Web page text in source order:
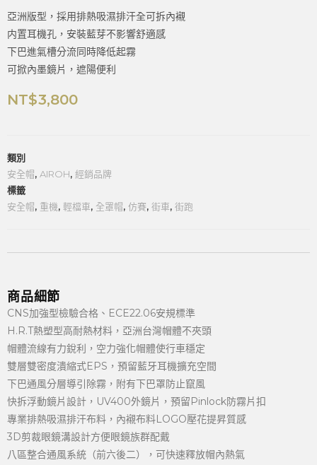
亞洲版型，採用排熱吸濕排汗全可拆內襯
内置耳機孔，安裝藍芽不影響舒適感
下巴進氣槽分流同時降低起霧
可掀內墨鏡片，遮陽便利
NT$3,800
類別
安全帽, AIROH, 經銷品牌
標籤
安全帽, 重機, 輕檔車, 全罩帽, 仿賽, 街車, 街跑
商品細節
CNS加強型檢驗合格、ECE22.06安規標準
H.R.T熱塑型高耐熱材料，亞洲台灣帽體不夾頭
帽體流線有力銳利，空力強化帽體使行車穩定
雙層雙密度潰縮式EPS，預留藍牙耳機擴充空間
下巴通風分層導引除霧，附有下巴罩防止竄風
快拆浮動鏡片設計，UV400外鏡片，預留Pinlock防霧片扣
專業排熱吸濕排汗布料，內襯布料LOGO壓花提昇質感
3D剪裁眼鏡溝設計方便眼鏡族群配戴
八區整合通風系統（前六後二），可快速釋放帽內熱氣